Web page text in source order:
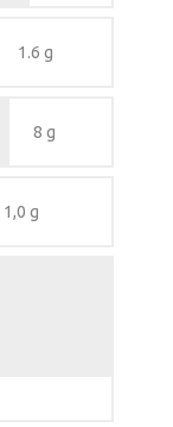
1.6 g
8 g
1,0 g